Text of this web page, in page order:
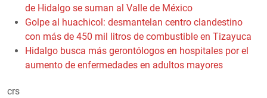
de Hidalgo se suman al Valle de México
Golpe al huachicol: desmantelan centro clandestino
con más de 450 mil litros de combustible en Tizayuca
Hidalgo busca más gerontólogos en hospitales por el
aumento de enfermedades en adultos mayores
crs